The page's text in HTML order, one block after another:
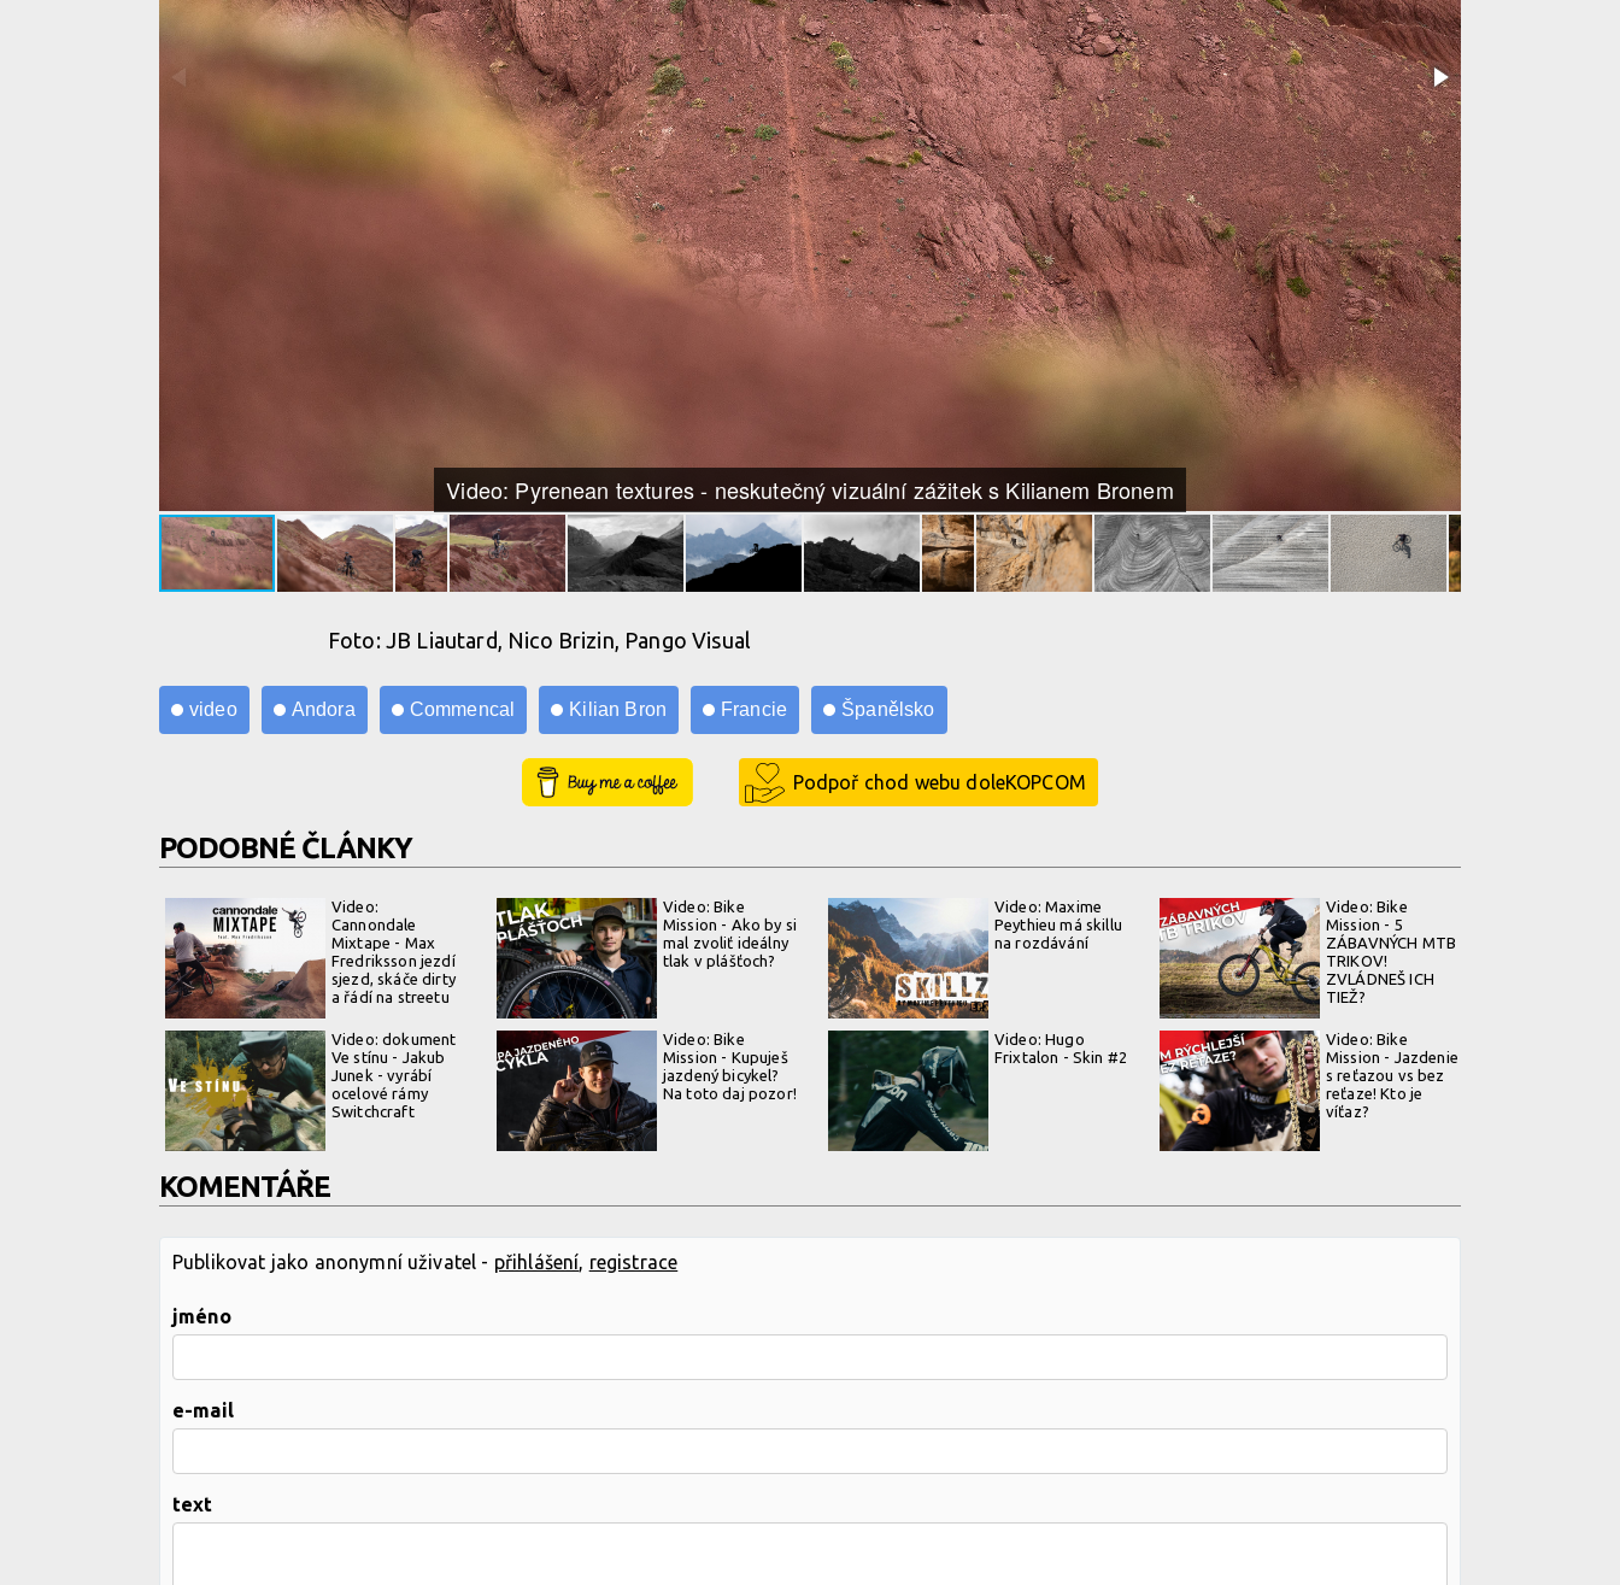
Video: Pyrenean textures - neskutečný vizuální zážitek s Kilianem Bronem
Foto: JB Liautard, Nico Brizin, Pango Visual
video Andora Commencal Kilian Bron Francie Španělsko
Buy Me a Coffee Podpoř chod webu doleKOPCOM
PODOBNÉ ČLÁNKY
Video:
Cannondale
Mixtape - Max
Fredriksson jezdí
sjezd, skáče dirty
a řádí na streetu
Video: Bike
Mission - Ako by si
mal zvoliť ideálny
tlak v plášťoch?
Video: Maxime
Peythieu má skillu
na rozdávání
Video: Bike
Mission - 5
ZÁBAVNÝCH MTB
TRIKOV!
ZVLÁDNEŠ ICH
TIEŽ?
Video: dokument
Ve stínu - Jakub
Junek - vyrábí
ocelové rámy
Switchcraft
Video: Bike
Mission - Kupuješ
jazdený bicykel?
Na toto daj pozor!
Video: Hugo
Frixtalon - Skin #2
Video: Bike
Mission - Jazdenie
s reťazou vs bez
reťaze! Kto je
víťaz?
KOMENTÁŘE
Publikovat jako anonymní uživatel - přihlášení registrace
jméno
e-mail
text